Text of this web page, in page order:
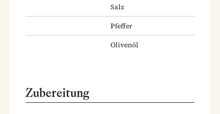
Salz
Pfeffer
Olivenöl
Zubereitung